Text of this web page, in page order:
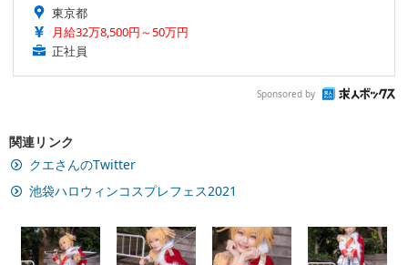
東京都
月給32万8,500円～50万円
正社員
Sponsored by
関連リンク
クエさんのTwitter
池袋ハロウィンコスプレフェス2021